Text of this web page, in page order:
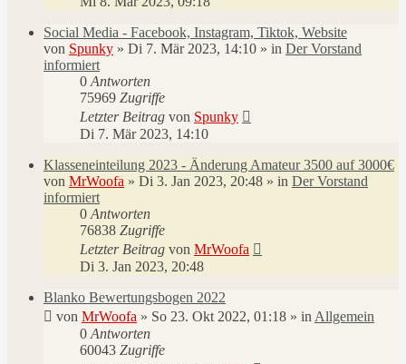
Social Media - Facebook, Instagram, Tiktok, Website
von Spunky » Di 7. Mär 2023, 14:10 » in Der Vorstand
informiert
0 Antworten
75969 Zugriffe
Letzter Beitrag von Spunky
Di 7. Mär 2023, 14:10
Klasseneinteilung 2023 - Änderung Amateur 3500 auf 3000€
von MrWoofa » Di 3. Jan 2023, 20:48 » in Der Vorstand
informiert
0 Antworten
76838 Zugriffe
Letzter Beitrag von MrWoofa
Di 3. Jan 2023, 20:48
Blanko Bewertungsbogen 2022
von MrWoofa » So 23. Okt 2022, 01:18 » in Allgemein
0 Antworten
60043 Zugriffe